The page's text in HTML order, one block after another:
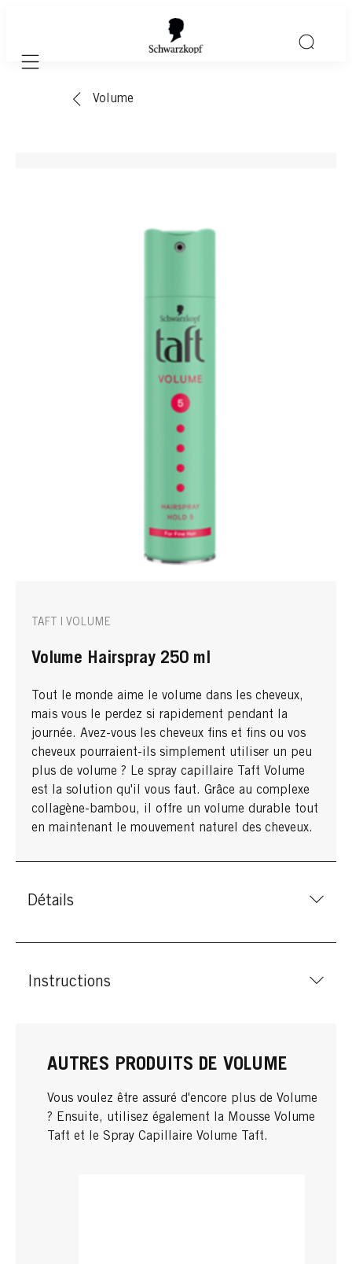
Mobile navigation
Volume
TAFT | VOLUME
Volume Hairspray 250 ml
Tout le monde aime le volume dans les cheveux,
mais vous le perdez si rapidement pendant la
journée. Avez-vous les cheveux fins et fins ou vos
cheveux pourraient-ils simplement utiliser un peu
plus de volume ? Le spray capillaire Taft Volume
est la solution qu'il vous faut. Grâce au complexe
collagène-bambou, il offre un volume durable tout
en maintenant le mouvement naturel des cheveux.
Détails
Instructions
AUTRES PRODUITS DE VOLUME
Vous voulez être assuré d'encore plus de Volume
? Ensuite, utilisez également la Mousse Volume
Taft et le Spray Capillaire Volume Taft.